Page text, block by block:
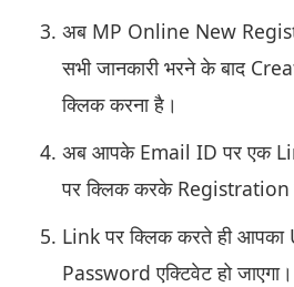
अब MP Online New
सभी जानकारी भरने के बाद
क्लिक करना है।
अब आपके Email ID पर एक
पर क्लिक करके Registration
Link पर क्लिक करते ही
Password एक्टिवेट हो जाएगा।